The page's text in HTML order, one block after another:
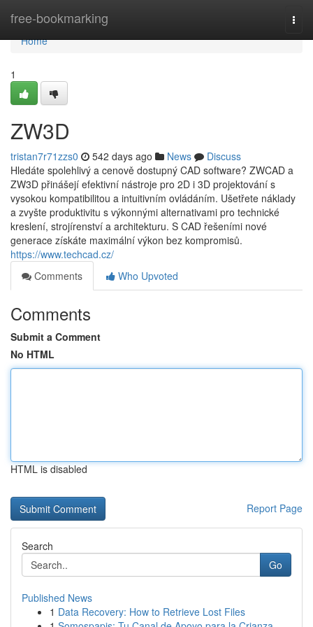
free-bookmarking
Home
Home
1
ZW3D
tristan7r71zzs0 542 days ago News
Discuss
Hledáte spolehlivý a cenově dostupný CAD software? ZWCAD a
ZW3D přinášejí efektivní nástroje pro 2D i 3D projektování s
vysokou kompatibilitou a intuitivním ovládáním. Ušetřete náklady
a zvyšte produktivitu s výkonnými alternativami pro technické
kreslení, strojírenství a architekturu. S CAD řešeními nové
generace získáte maximální výkon bez kompromisů.
https://www.techcad.cz/
Comments
Who Upvoted
Comments
Submit a Comment
No HTML
HTML is disabled
Report Page
Search
Go
Published News
1 Data Recovery: How to Retrieve Lost Files